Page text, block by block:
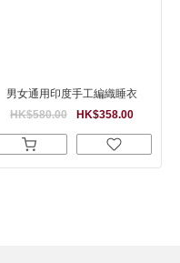
男女通用印度手工編織睡衣
HK$358.00
HK$580.00